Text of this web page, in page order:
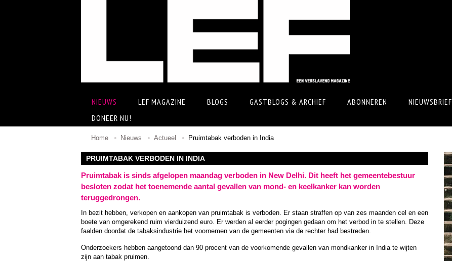
NIEUWS LEF MAGAZINE BLOGS GASTBLOGS & ARCHIEF ABONNEREN NIEUWSBRIEF
DONEER NU!
Home Nieuws Actueel Pruimtabak verboden in India
PRUIMTABAK VERBODEN IN INDIA
Pruimtabak is sinds afgelopen maandag verboden in New Delhi. Dit heeft het gemeentebestuur
besloten zodat het toenemende aantal gevallen van mond- en keelkanker kan worden
teruggedrongen.
In bezit hebben, verkopen en aankopen van pruimtabak is verboden. Er staan straffen op van zes maanden cel en een
boete van omgerekend ruim vierduizend euro. Er werden al eerder pogingen gedaan om het verbod in te stellen. Deze
faalden doordat de tabaksindustrie het voornemen van de gemeenten via de rechter had bestreden.
Onderzoekers hebben aangetoond dan 90 procent van de voorkomende gevallen van mondkanker in India te wijten
zijn aan tabak pruimen.